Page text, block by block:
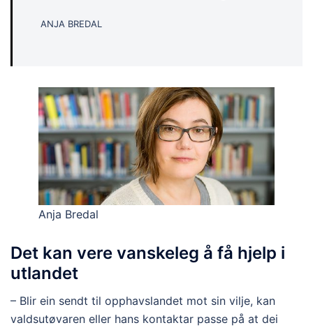
ANJA BREDAL
Anja Bredal
Det kan vere vanskeleg å få hjelp i
utlandet
– Blir ein sendt til opphavslandet mot sin vilje, kan
valdsutøvaren eller hans kontaktar passe på at dei